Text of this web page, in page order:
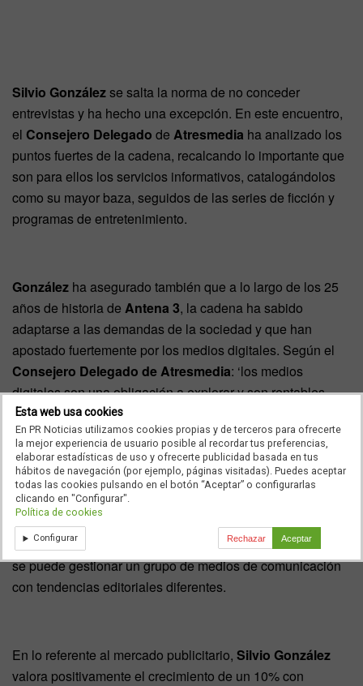
Silvio Gonzálezse salta la norma de no conceder
entrevistas y ha hecho una excepción. En este encuentro,
el Consejero Delegado de Atresmedia ha analizado los
puntos fuertes de la cadena, recalcando lo importante que
son para ellos los servicios informativos, catalogándolos
como su mayor baza, seguidos de las series de ficción y
programas de entretenimiento.
González ha asegurado también que a lo largo de los 25
años de historia de Antena 3, la cadena ha sabido
adaptarse a las demandas de la sociedad y que han
apostado fuertemente por los medios digitales. Según el
Consejero Delegado de Atresmedia: ‘los medios
digitales son una obligación a explorar y son rentables
para la cadena’.
También se ha referido a uno de los momentos más
importantes paraAntena 3
que unificó a
, asegurando que les ha
aportado ‘pluralidad y riqueza’, y que han demostrado que
se puede gestionar un grupo de medios de comunicación
con tendencias editoriales diferentes.
En lo referente al mercado publicitario, Silvio González
valora positivamente el crecimiento de un 10% con
Esta web usa cookies
En PR Noticias utilizamos cookies propias y de terceros para ofrecerte
la mejor experiencia de usuario posible al recordar tus preferencias,
elaborar estadísticas de uso y ofrecerte publicidad basada en tus
hábitos de navegación (por ejemplo, páginas visitadas). Puedes aceptar
todas las cookies pulsando en el botón “Aceptar” o configurarlas
clicando en "Configurar".
Política de cookies
Configurar Rechazar Aceptar